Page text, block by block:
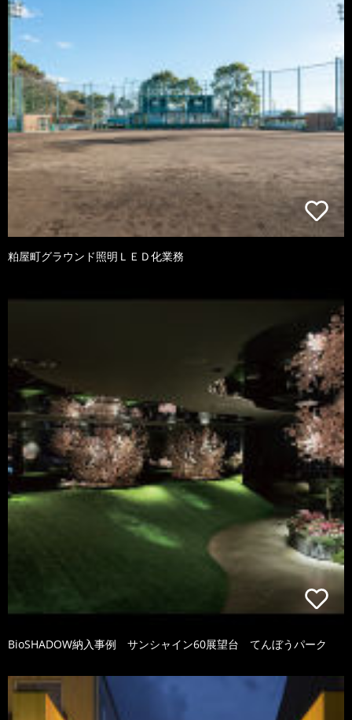
粕屋町グラウンド照明ＬＥＤ化業務
BioSHADOW納入事例 サンシャイン60展望台 てんぼうパーク